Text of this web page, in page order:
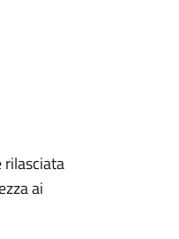
rilasciata
ai